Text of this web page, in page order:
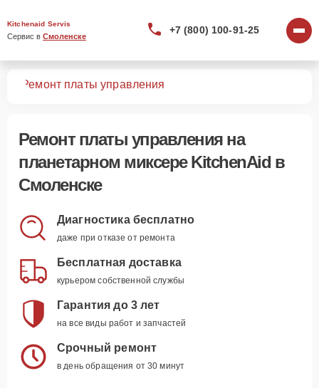
Kitchenaid Servis
Сервис в Смоленске
+7 (800) 100-91-25
Ремонт платы управления
Ремонт платы управленияна
планетарном миксере KitchenAid в
Смоленске
Диагностика бесплатно
даже при отказе от ремонта
Бесплатная доставка
курьером собственной службы
Гарантия до 3 лет
на все виды работ и запчастей
Срочный ремонт
в день обращения от 30 минут